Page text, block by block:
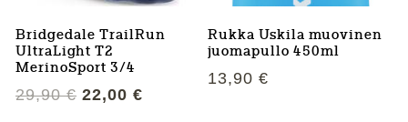
sivulla.
tuotteen
sivulla.
Bridgedale TrailRun
UltraLight T2
MerinoSport 3/4
29,90€ Alkuperäinen
22,00 €
Rukka Uskila muovinen
juomapullo 450ml
13,90 €